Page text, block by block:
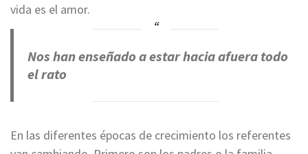
vida es el amor.
Nos han enseñado a estar hacia afuera todo
el rato
En las diferentes épocas de crecimiento los referentes